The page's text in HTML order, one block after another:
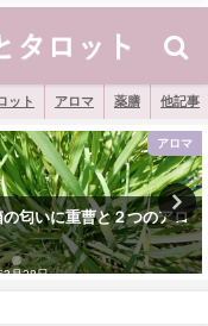
ット アロマ 薬膳 他記事
クリスタルタロット
ップ・パーマット氏の『ク
ルタロット』まとめページ
4月6日